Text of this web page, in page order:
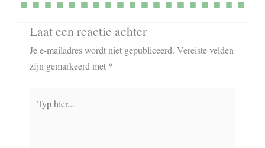
Laat een reactie achter
Je e-mailadres wordt niet gepubliceerd. Vereiste velden
zijn gemarkeerd met *
hier...